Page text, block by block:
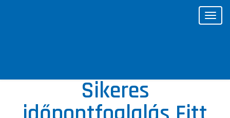
Sikeres